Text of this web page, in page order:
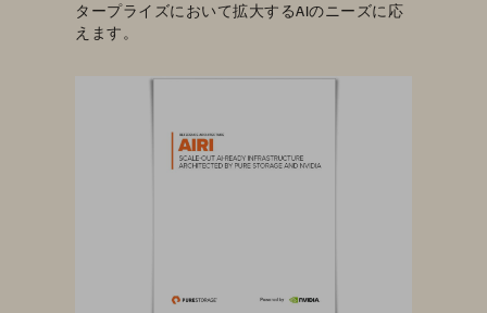
タープライズにおいて拡大するAIのニーズに応
えます。